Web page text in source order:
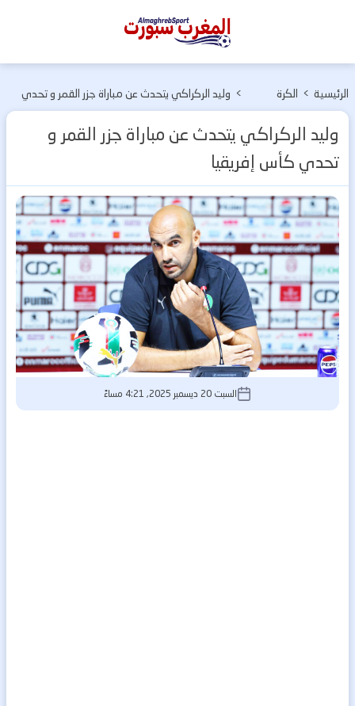
المغرب
الرئيسية > الكرة
> وليد الركراكي يتحدث عن مباراة جزر القمر و تحدي
وليد الركراكي يتحدث عن مباراة جزر القمر و
تحدي كأس إفريقيا
السبت 20 ديسمبر 2025, 4:21 مساءً